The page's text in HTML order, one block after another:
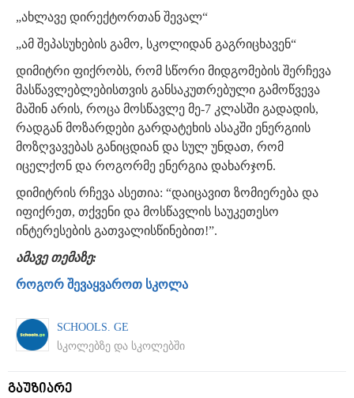
„ახლავე დირექტორთან შევალ“
„ამ შეპასუხების გამო, სკოლიდან გაგრიცხავენ“
დიმიტრი ფიქრობს, რომ სწორი მიდგომების შერჩევა
მასწავლებლებისთვის განსაკუთრებული გამოწვევა
მაშინ არის, როცა მოსწავლე მე-7 კლასში გადადის,
რადგან მოზარდები გარდატეხის ასაკში ენერგიის
მოზღვავებას განიცდიან და სულ უნდათ, რომ
იცელქონ და როგორმე ენერგია დახარჯონ.
დიმიტრის რჩევა ასეთია: “დაიცავით ზომიერება და
იფიქრეთ, თქვენი და მოსწავლის საუკეთესო
ინტერესების გათვალისწინებით!”.
ამავე თემაზე:
როგორ შევაყვაროთ სკოლა
SCHOOLS. GE
სკოლებზე და სკოლებში
გაუზიარე